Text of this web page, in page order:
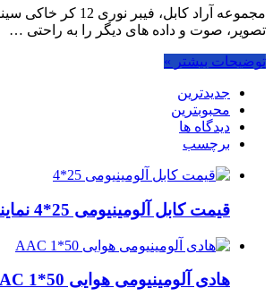
مجموعه آراد
تصویر، صوت و داده های دیگر را به راحتی …
توضیحات بیشتر »
جدیدترین
محبوبترین
دیدگاه ها
برچسب
قیمت کابل آلومینیومی 25*4 نمایندگی فروش تهران لاله زار
هادی آلومینیومی هوایی 50*1 AAC و AAAC صادرات ماهان کابل